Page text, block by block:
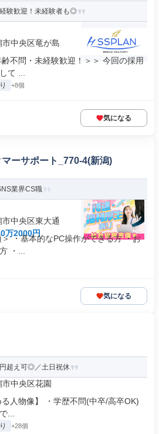
験歓迎！未経験者も◎
中央区竜が島
不問・未経験歓迎！＞＞ 今回の採用
て ...
+8個
気になる
ーサポート_770-4(新潟)
業界CS職
中央区東大通
万2000円
・基本的なPC操作ができる方 ・お
・...
気になる
超え可◎／土日祝休
中央区花園
人物像】 ・学歴不問(中卒/高卒OK)
...
+28個